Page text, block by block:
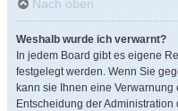
Nach oben
Weshalb wurde ich verwarnt?
In jedem Board gibt es eigene
festgelegt werden. Wenn Sie
kann sie Ihnen eine
Entscheidung der